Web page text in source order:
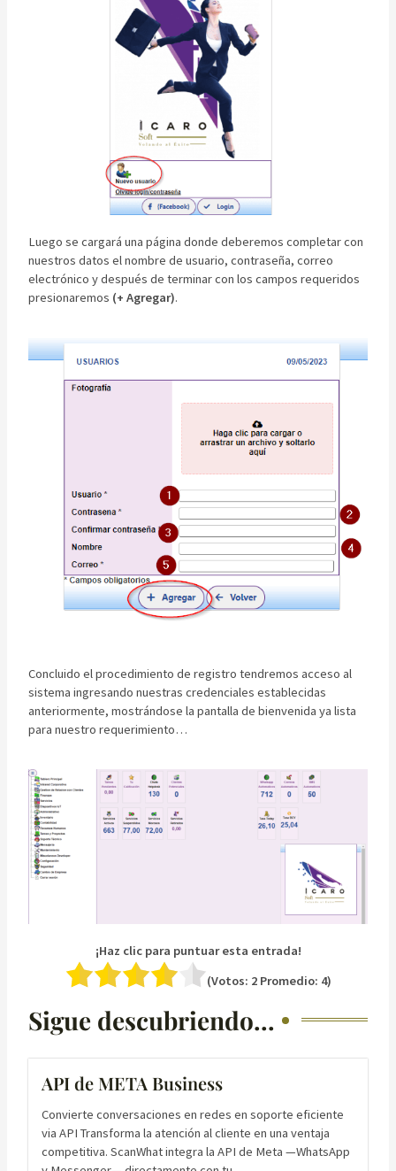
Luego se cargará una página donde deberemos completar con
nuestros datos el nombre de usuario, contraseña, correo
electrónico y después de terminar con los campos requeridos
presionaremos (+ Agregar).
Concluido el procedimiento de registro tendremos acceso al
sistema ingresando nuestras credenciales establecidas
anteriormente, mostrándose la pantalla de bienvenida ya lista
para nuestro requerimiento…
¡Haz clic para puntuar esta entrada!
(Votos: 2Promedio: 4)
Sigue descubriendo...
API de META Business
Convierte conversaciones en redes en soporte eficiente
via API Transforma la atención al cliente en una ventaja
competitiva. ScanWhat integra la API de Meta —WhatsApp